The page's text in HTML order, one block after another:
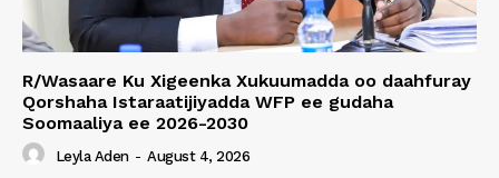
R/Wasaare Ku Xigeenka Xukuumadda oo daahfuray
Qorshaha Istaraatijiyadda WFP ee gudaha
Soomaaliya ee 2026-2030
Leyla Aden - August 4, 2026